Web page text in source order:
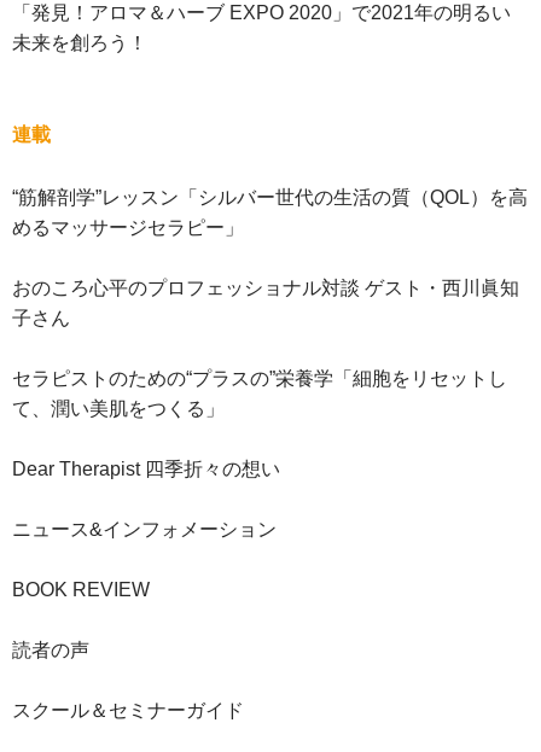
「発見！アロマ＆ハーブ EXPO 2020」で2021年の明るい
未来を創ろう！
連載
“筋解剖学”レッスン「シルバー世代の生活の質（QOL）を高
めるマッサージセラピー」
おのころ心平のプロフェッショナル対談 ゲスト・西川眞知
子さん
セラピストのための“プラスの”栄養学「細胞をリセットし
て、潤い美肌をつくる」
Dear Therapist 四季折々の想い
ニュース&インフォメーション
BOOK REVIEW
読者の声
スクール＆セミナーガイド